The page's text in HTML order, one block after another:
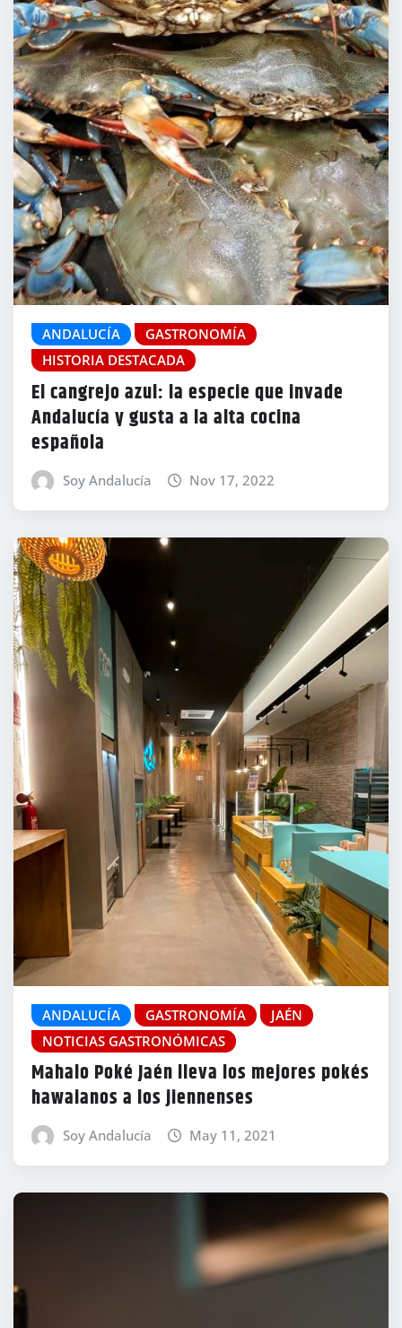
ANDALUCÍA
GASTRONOMÍA
HISTORIA DESTACADA
El cangrejo azul: la especie que invade
Andalucía y gusta a la alta cocina
española
Soy Andalucía Nov 17, 2022
ANDALUCÍA GASTRONOMÍA
JAÉN
NOTICIAS GASTRONÓMICAS
Mahalo Poké Jaén lleva los mejores pokés
hawaianos a los jiennenses
Soy Andalucía May 11, 2021